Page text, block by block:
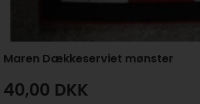
Maren Dækkeserviet mønster
40,00 DKK